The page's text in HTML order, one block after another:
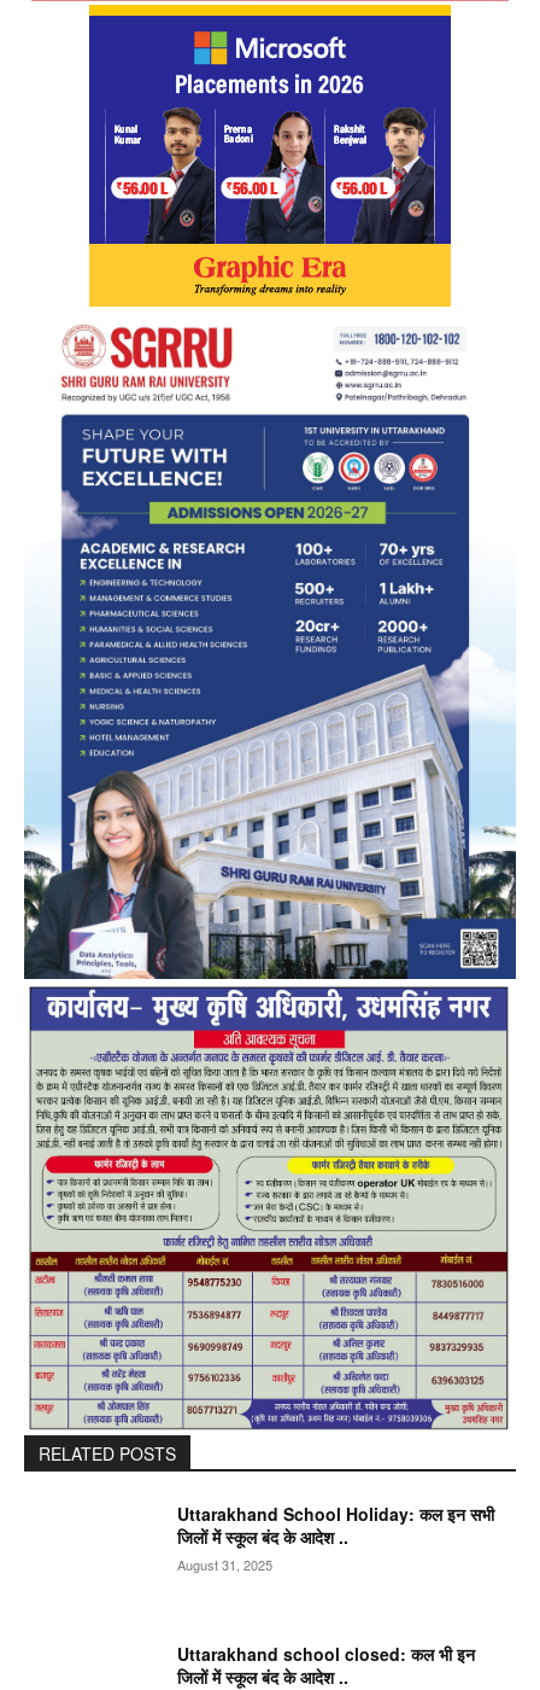
RELATED POSTS
Uttarakhand School Holiday: कल इन सभी
जिलों में स्कूल बंद के आदेश ..
August 31, 2025
Uttarakhand school closed: कल भी इन
जिलों में स्कूल बंद के आदेश ..